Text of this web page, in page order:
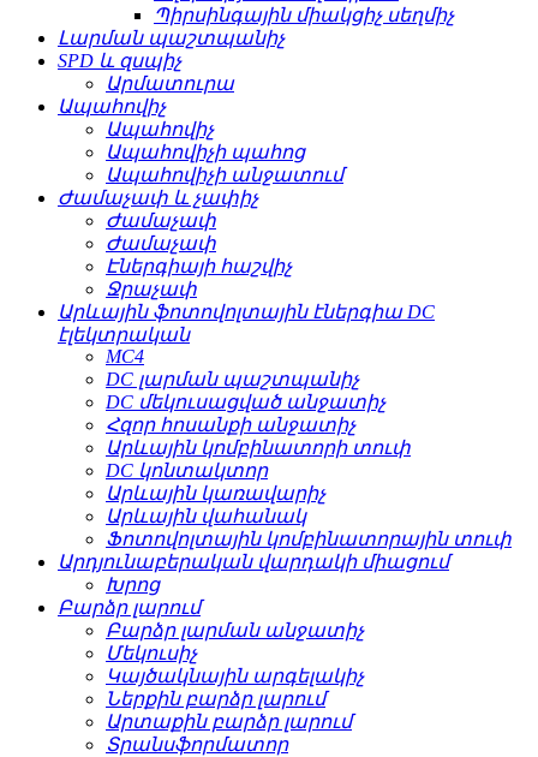
Պիրսինգային միակցիչ սեղմիչ
Լարման պաշտպանիչ
SPD և զսպիչ
Արմատուրա
Ապահովիչ
Ապահովիչ
Ապահովիչի պահոց
Ապահովիչի անջատում
Ժամաչափ և չափիչ
Ժամաչափ
Ժամաչափ
Էներգիայի հաշվիչ
Ջրաչափ
Արևային ֆոտովոլտային էներգիա DC
էլեկտրական
MC4
DC լարման պաշտպանիչ
DC մեկուսացված անջատիչ
Հզոր հոսանքի անջատիչ
Արևային կոմբինատորի տուփ
DC կոնտակտոր
Արևային կառավարիչ
Արևային վահանակ
Ֆոտովոլտային կոմբինատորային տուփ
Արդյունաբերական վարդակի միացում
Խրոց
Բարձր լարում
Բարձր լարման անջատիչ
Մեկուսիչ
Կայծակնային արգելակիչ
Ներքին բարձր լարում
Արտաքին բարձր լարում
Տրանսֆորմատոր